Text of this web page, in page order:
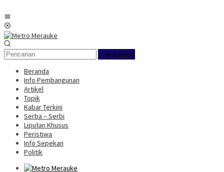
ke
konten
Pencarian
Beranda
Info Pembangunan
Artikel
Topik
Kabar Terkini
Serba – Serbi
Liputan Khusus
Peristiwa
Info Sepekan
Politik